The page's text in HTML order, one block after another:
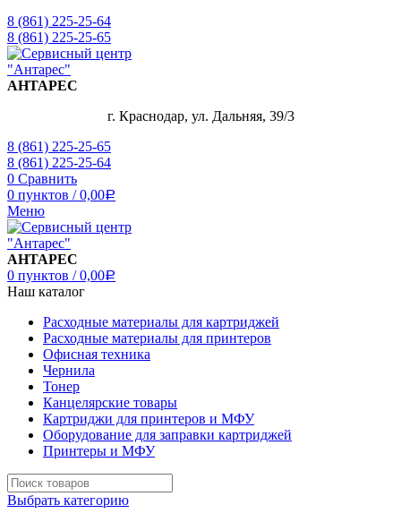
8 (861) 225-25-64
8 (861) 225-25-65
АНТАРЕС
г. Краснодар, ул. Дальняя, 39/3
8 (861) 225-25-65
8 (861) 225-25-64
0 Сравнить
0 пунктов / 0,00Р
Меню
АНТАРЕС
0 пунктов / 0,00Р
Наш каталог
Расходные материалы для картриджей
Расходные материалы для принтеров
Офисная техника
Чернила
Тонер
Канцелярские товары
Картриджи для принтеров и МФУ
Оборудование для заправки картриджей
Принтеры и МФУ
Выбрать категорию